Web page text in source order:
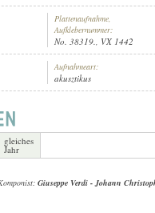
(ZONGORA)Plattenaufnahme,
Aufklebernummer:
No. 38319., VX 1442
Aufnahmeart:
akusztikus
gleiches
Jahr
Giuseppe Verdi -Johann